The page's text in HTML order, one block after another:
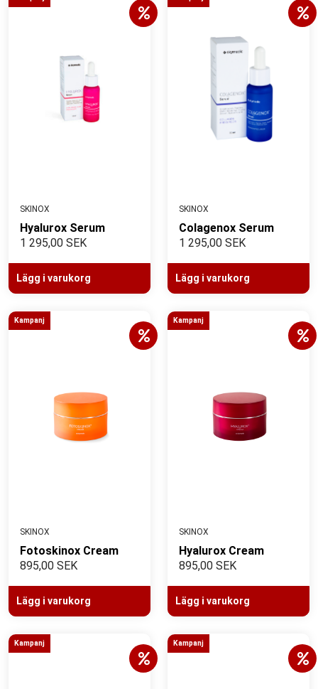
SKINOX
Hyalurox Serum
1 295,00 SEK
Lägg i varukorg
SKINOX
Colagenox Serum
1 295,00 SEK
Lägg i varukorg
Kampanj
SKINOX
Fotoskinox Cream
895,00 SEK
Lägg i varukorg
Kampanj
SKINOX
Hyalurox Cream
895,00 SEK
Lägg i varukorg
Kampanj Kampanj